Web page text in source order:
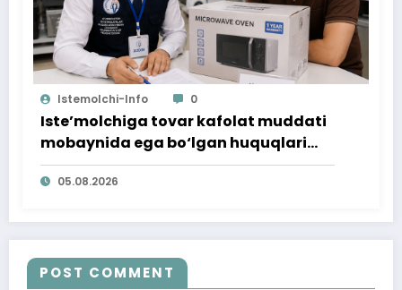
Istemolchi-Info 0
Iste’molchiga tovar kafolat muddati
mobaynida ega bo‘lgan huquqlari
ta’minlab berildi
05.08.2026
POST COMMENT